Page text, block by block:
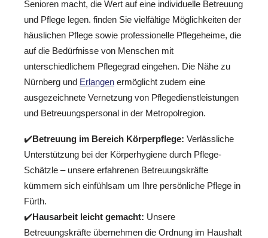
Senioren macht, die Wert auf eine individuelle Betreuung
und Pflege legen. finden Sie vielfältige Möglichkeiten der
häuslichen Pflege sowie professionelle Pflegeheime, die
auf die Bedürfnisse von Menschen mit
unterschiedlichem Pflegegrad eingehen. Die Nähe zu
Nürnberg und Erlangen ermöglicht zudem eine
ausgezeichnete Vernetzung von Pflegedienstleistungen
und Betreuungspersonal in der Metropolregion.
✔️Betreuung im Bereich Körperpflege: Verlässliche
Unterstützung bei der Körperhygiene durch Pflege-
Schätzle – unsere erfahrenen Betreuungskräfte
kümmern sich einfühlsam um Ihre persönliche Pflege in
Fürth.
✔️Hausarbeit leicht gemacht: Unsere
Betreuungskräfte übernehmen die Ordnung im Haushalt